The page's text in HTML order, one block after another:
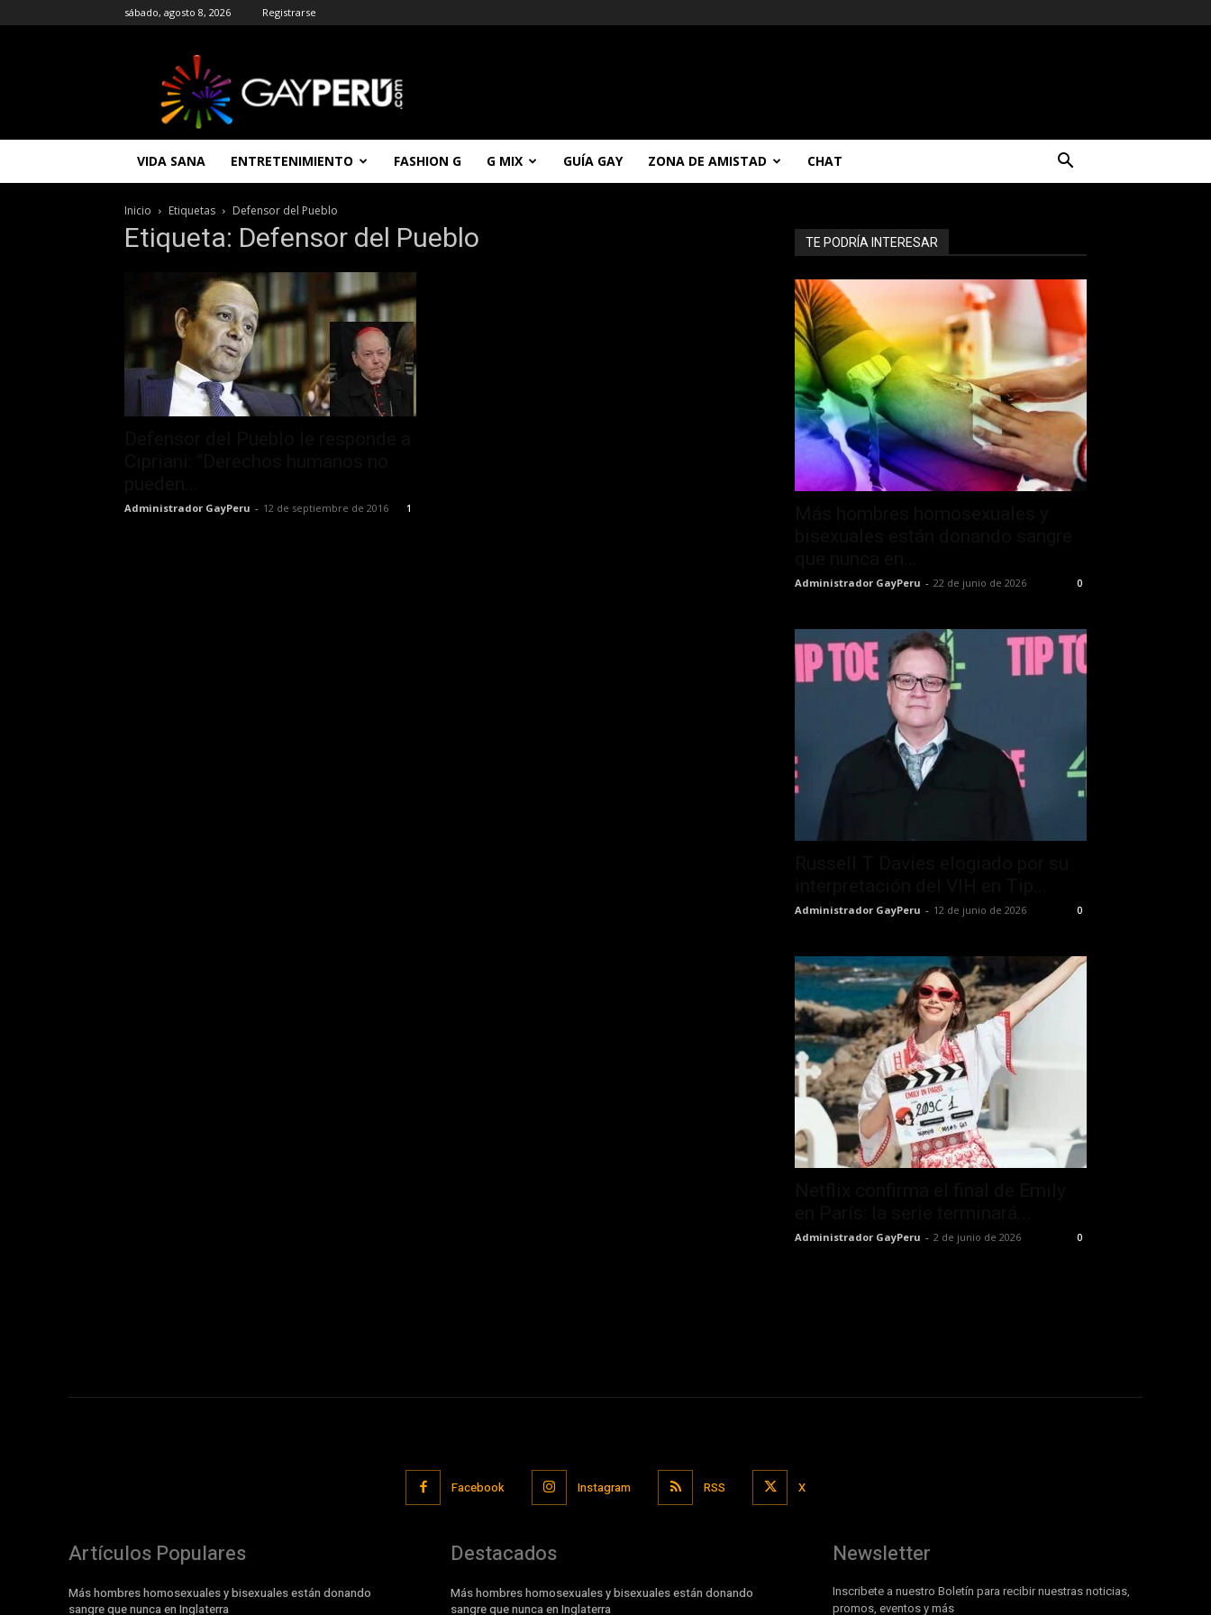
sábado, agosto 8, 2026 Registrarse
|
Entretenimiento
Noticias
Chat
Gay
Gratis
VIDA SANA ENTRETENIMIENTO FASHION G G MIX GUÍA GAY ZONA DE AMISTAD CHAT
Inicio Etiquetas Defensor del Pueblo
Etiqueta: Defensor del Pueblo
Administrador GayPeru - 12 de septiembre de 2016 1
TE PODRÍA INTERESAR
Administrador GayPeru - 22 de junio de 2026 0
Administrador GayPeru - 12 de junio de 2026 0
Administrador GayPeru - 2 de junio de 2026 0
Facebook Instagram RSS X
Artículos Populares
Más hombres homosexuales y bisexuales están donando
sangre que nunca en Inglaterra
Destacados
Más hombres homosexuales y bisexuales están donando
sangre que nunca en Inglaterra
Newsletter
Inscribete a nuestro Boletín para recibir nuestras noticias,
promos, eventos y más